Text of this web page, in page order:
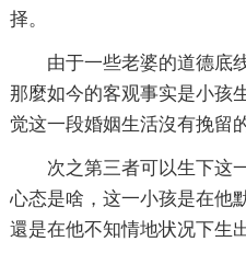
择。
由于一些老婆的道德底
那麼如今的客观事实是小孩
觉这一段婚姻生活沒有挽留
次之第三者可以生下这
心态是啥，这一小孩是在他
還是在他不知情地状况下生